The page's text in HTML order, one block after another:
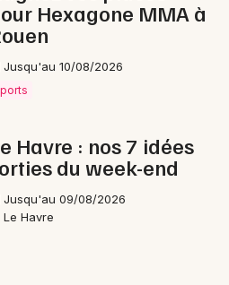
Hexagone MMA à
Jusqu'au 10/08/2026
Havre : nos 7 idées
du week-end
Jusqu'au 09/08/2026
Le Havre